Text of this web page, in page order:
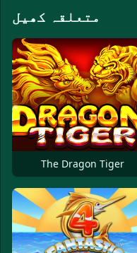
متعلقہ کھیل
The Dragon Tiger